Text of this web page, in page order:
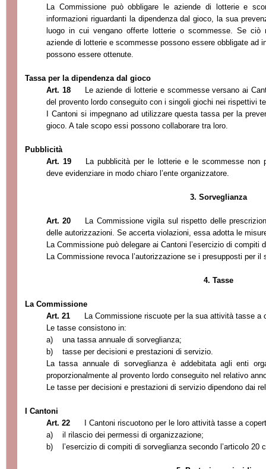
La Commissione può obbligare le aziende di lotterie e
informazioni riguardanti la dipendenza dal gioco, la sua
luogo in cui vengano offerte lotterie o scommesse. Se ciò
aziende di lotterie e scommesse possono essere obbligate ad
possono essere ottenute.
Tassa per la dipendenza dal gioco
Art. 18
Le aziende di lotterie e scommesse versano ai
del provento lordo conseguito con i singoli giochi nei rispettivi
I Cantoni si impegnano ad utilizzare questa tassa per la
gioco. A tale scopo essi possono collaborare tra loro.
Pubblicità
Art. 19
La pubblicità per le lotterie e le scommesse non
deve evidenziare in modo chiaro l’ente organizzatore.
3. Sorveglianza
Art. 20
La Commissione vigila sul rispetto delle
delle autorizzazioni. Se accerta violazioni, essa adotta le
La Commissione può delegare ai Cantoni l’esercizio di compiti
La Commissione revoca l’autorizzazione se i presupposti per
4. Tasse
La Commissione
Art. 21
La Commissione riscuote per la sua attività tasse a
Le tasse consistono in:
a)
una tassa annuale di sorveglianza;
b)
tasse per decisioni e prestazioni di servizio.
La tassa annuale di sorveglianza è addebitata agli enti
proporzionalmente al provento lordo conseguito nel relativo
Le tasse per decisioni e prestazioni di servizio dipendono dai
I Cantoni
Art. 22
I Cantoni riscuotono per le loro attività tasse a
a)
il rilascio dei permessi di organizzazione;
b)
l’esercizio di compiti di sorveglianza secondo l’articolo 20